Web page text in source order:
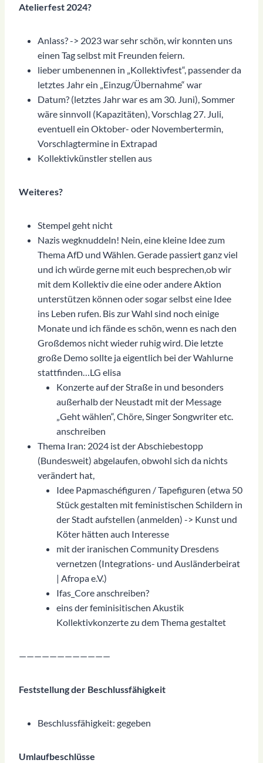
Atelierfest 2024?
Anlass? -> 2023 war sehr schön, wir konnten uns
einen Tag selbst mit Freunden feiern.
lieber umbenennen in „Kollektivfest“, passender da
letztes Jahr ein „Einzug/Übernahme“ war
Datum? (letztes Jahr war es am 30. Juni), Sommer
wäre sinnvoll (Kapazitäten), Vorschlag 27. Juli,
eventuell ein Oktober- oder Novembertermin,
Vorschlagtermine in Extrapad
Kollektivkünstler stellen aus
Weiteres?
Stempel geht nicht
Nazis wegknuddeln! Nein, eine kleine Idee zum
Thema AfD und Wählen. Gerade passiert ganz viel
und ich würde gerne mit euch besprechen,ob wir
mit dem Kollektiv die eine oder andere Aktion
unterstützen können oder sogar selbst eine Idee
ins Leben rufen. Bis zur Wahl sind noch einige
Monate und ich fände es schön, wenn es nach den
Großdemos nicht wieder ruhig wird. Die letzte
große Demo sollte ja eigentlich bei der Wahlurne
stattfinden…LG elisa
Konzerte auf der Straße in und besonders
außerhalb der Neustadt mit der Message
„Geht wählen“, Chöre, Singer Songwriter etc.
anschreiben
Thema Iran: 2024 ist der Abschiebestopp
(Bundesweit) abgelaufen, obwohl sich da nichts
verändert hat,
Idee Papmaschéfiguren / Tapefiguren (etwa 50
Stück gestalten mit feministischen Schildern in
der Stadt aufstellen (anmelden) -> Kunst und
Köter hätten auch Interesse
mit der iranischen Community Dresdens
vernetzen (Integrations- und Ausländerbeirat
| Afropa e.V.)
Ifas_Core anschreiben?
eins der feminisitischen Akustik
Kollektivkonzerte zu dem Thema gestaltet
————————————
Feststellung der Beschlussfähigkeit
Beschlussfähigkeit: gegeben
Umlaufbeschlüsse